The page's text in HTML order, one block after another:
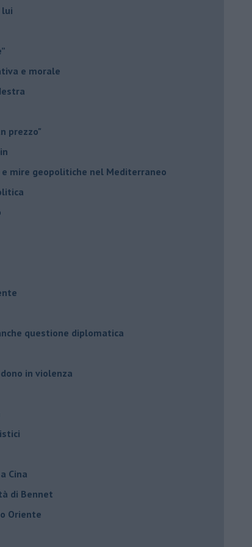
lui
e morale
prezzo"
mire geopolitiche nel Mediterraneo
questione diplomatica
in violenza
Cina
di Bennet
Oriente